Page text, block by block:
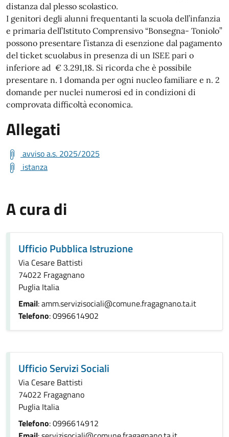
distanza dal plesso scolastico.
I genitori degli alunni frequentanti la scuola dell’infanzia
e primaria dell’Istituto Comprensivo “Bonsegna- Toniolo”
possono presentare l’istanza di esenzione dal pagamento
del ticket scuolabus in presenza di un ISEE pari o
inferiore ad € 3.291,18. Si ricorda che è possibile
presentare n. 1 domanda per ogni nucleo familiare e n. 2
domande per nuclei numerosi ed in condizioni di
comprovata difficoltà economica.
Allegati
avviso a.s. 2025/2025
istanza
A cura di
Ufficio Pubblica Istruzione
Via Cesare Battisti
74022 Fragagnano
Puglia Italia
Email: amm.servizisociali@comune.fragagnano.ta.it
Telefono: 0996614902
Ufficio Servizi Sociali
Via Cesare Battisti
74022 Fragagnano
Puglia Italia
Telefono: 0996614912